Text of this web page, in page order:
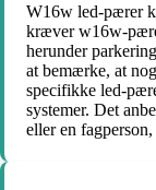
W16w led-pærer
kræver w16w-
herunder
at bemærke, at
specifikke led-
systemer. Det
eller en